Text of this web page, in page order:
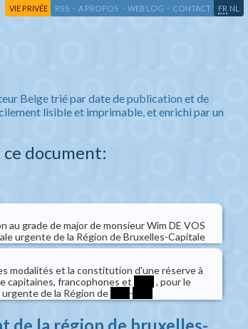
VIE PRIVÉE RSS - A PROPOS - WEB LOG - CONTACT FR NL
Belge trié par date de publication et de
lisible et imprimable, et enrichi par un
document:
grade de major de monsieur Wim DE VOS
urgente de la Région de Bruxelles-Capitale
modalités et la constitution d'une réserve à
capitaines, francophones et
, pour le
de la Région de
-